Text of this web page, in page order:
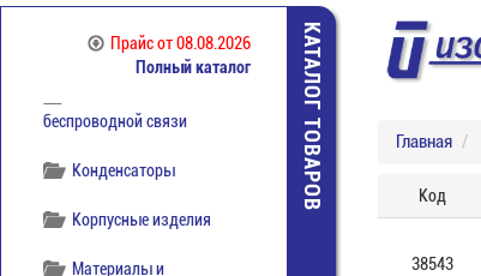
Прайсот 08.08.2026
Полный каталог
отечественная
беспроводной связи
Конденсаторы
Корпусные изделия
Материалы и
КАТАЛОГ ТОВАРОВ Главная
Код
38543